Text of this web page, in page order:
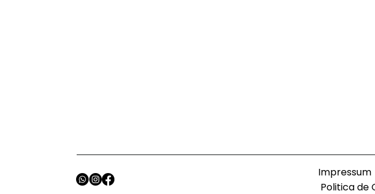
Politica de